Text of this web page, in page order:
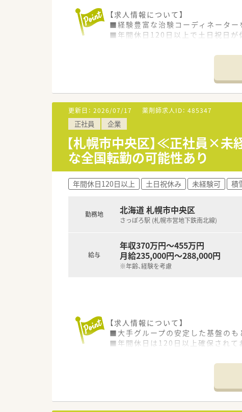
【求人情報について】
■経験豊富な治験コーディネーター
■年間休日120日以上で土日祝日が
■ヘルスケア事業を一層加速させ
■医療イノベーションを志し、時
■治験の現場で培った倫理観を大切
【必要スキル・歓迎スキル】
■SMO業界における治験コーディネ
■採用後、東京で実施される約2週
■経験者のみを対象とした募集であ
【会社特徴】
■開発から販売まで全てのプロセス
■各拠点が独立した研究室のような
■長年培ってきた高い倫理観を礎
更新日： 2026/07/17 薬剤師求人ID： 485347
正社員 企業
【札幌市中央区】≪正社員×
な全国転勤の可能性あり
年間休日120日以上 土日祝休み 未経験可 積
勤務地 北海道 札幌市中央区
さっぽろ駅 (札幌市営地下鉄南北線)
給与
年収370万円～455万円
月給235,000円～288,000円
※年齢、経験を考慮
【求人情報について】
■大手グループの安定した基盤のも
■年間休日は120日以上確保されて
■さらなる事業拡大とヘルスケア
■医療の発展に貢献したいという
■患者さんや医療スタッフと円滑に